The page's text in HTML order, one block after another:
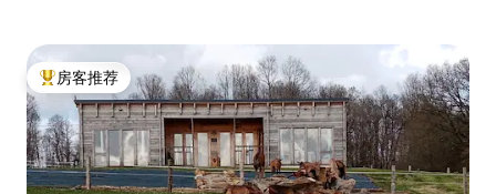
热门「房客推荐」
房客推荐